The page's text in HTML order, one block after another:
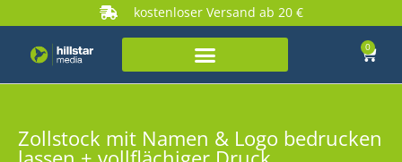
kostenloser Versand ab 20 €
0
Zollstock mit Namen & Logo bedrucken